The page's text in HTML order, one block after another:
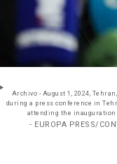
Archivo - August 1, 2024,
during a press conference in
attending the
- EUROPA PRESS/